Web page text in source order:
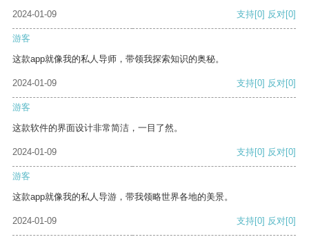
2024-01-09 支持[0] 反对[0]
游客
这款app就像我的私人导师，带领我探索知识的奥秘。
2024-01-09 支持[0] 反对[0]
游客
这款软件的界面设计非常简洁，一目了然。
2024-01-09 支持[0] 反对[0]
游客
这款app就像我的私人导游，带我领略世界各地的美景。
2024-01-09 支持[0] 反对[0]